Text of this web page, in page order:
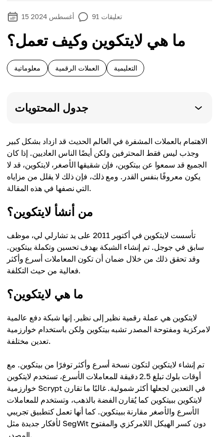
15 أغسطس 2024 91 تعليقات
ما هي لايتكوين وكيف تعمل؟
معلوماتية العملات الرقمية التعليمية
جدول المحتويات
الاهتمام بالعملات المشفرة في العالم الحديث قد ازداد بشكل كبير
وجذب ليس فقط المحترفين ولكن أيضًا الناس العاديين. إذا كان
الجميع قد سمعوا عن بيتكوين، فإن شقيقها الأصغر، لايتكوين، قد لا
يكون معروفًا بنفس القدر. ومع ذلك، فإن ذلك لا يقلل من مزاياه
التي نصفها في هذه المقالة.
من أنشأ لايتكوين؟
تأسست لايتكوين في أكتوبر 2011 على يد تشارلي لي، موظف
سابق في جوجل. تم إنشاء الشبكة بهدف تحسين وتكملة بيتكوين.
وقد تحقق ذلك من خلال ضمان أن تكون المعاملات أسرع وأكثر
فعالية من حيث التكلفة.
ما هي لايتكوين؟
لايتكوين هي عملة رقمية نظير إلى نظير. إنها شبكة دفع عالمية
لامركزية ومفتوحة المصدر تشبه بيتكوين ولكن باستخدام خوارزمية
تعدين مختلفة.
تم إنشاء لايتكوين لتكون نسخة أسرع وأكثر توفرًا من بيتكوين. مع
أوقات بلوك تبلغ 2.5 دقيقة للمعاملات الأسرع، تستخدم لايتكوين
خوارزمية Scrypt في التعدين لجعلها أكثر شمولية. غالبًا ما تقارن
لايتكوين ببيتكوين كما يُقارن الفضة بالذهب، وتستخدم للمعاملات
الأسرع والأصغر مقارنة ببيتكوين. كما أنها تعمل كتطبيق تجريبي
لأفكار جديدة مثل SegWit دون كسر الهيكل اللامركزي والمفتوح
المصدر.